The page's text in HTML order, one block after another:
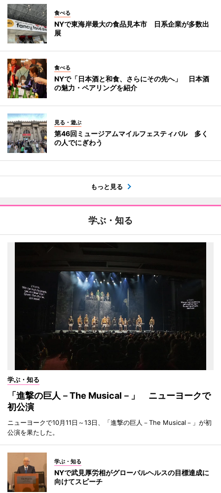
食べる
NYで東海岸最大の食品見本市 日系企業が多数出
展
食べる
NYで「日本酒と和食、さらにその先へ」 日本酒
の魅力・ペアリングを紹介
見る・遊ぶ
第46回ミュージアムマイルフェスティバル 多く
の人でにぎわう
もっと見る
学ぶ・知る
学ぶ・知る
「進撃の巨人－The Musical－」 ニューヨークで
初公演
ニューヨークで10月11日～13日、「進撃の巨人－The Musical－」が初
公演を果たした。
学ぶ・知る
NYで武見厚労相がグローバルヘルスの目標達成に
向けてスピーチ